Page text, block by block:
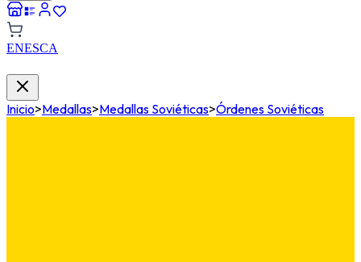
ENESCA
Inicio>Medallas>Medallas Soviéticas>Órdenes Soviéticas